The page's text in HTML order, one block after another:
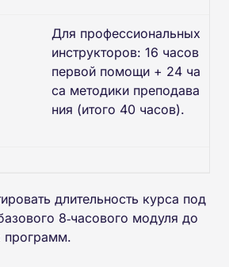
Для профессиональных
инструкторов: 16 часов
первой помощи + 24 ча
са методики преподава
ния (итого 40 часов).
длительность курса под
8‑часового модуля до
программ.